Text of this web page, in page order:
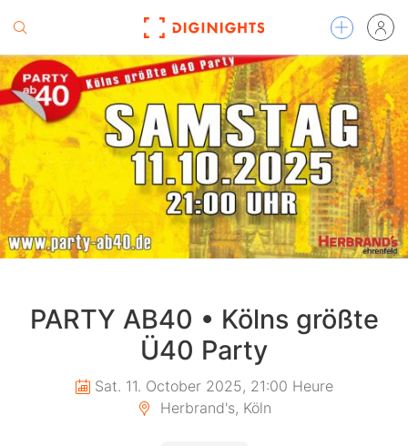
PARTY AB40 • Kölns größte
Ü40 Party
Sat. 11. October 2025, 21:00 Heure
Herbrand's, Köln